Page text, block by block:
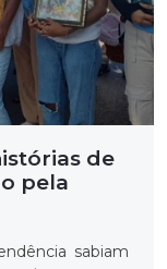
de
pela
sabiam